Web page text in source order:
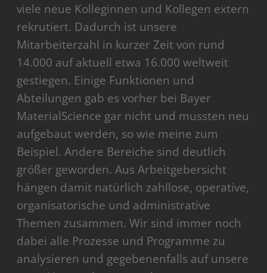
viele neue Kolleginnen und Kollegen extern
rekrutiert. Dadurch ist unsere
Mitarbeiterzahl in kurzer Zeit von rund
14.000 auf aktuell etwa 16.000 weltweit
gestiegen. Einige Funktionen und
Abteilungen gab es vorher bei Bayer
MaterialScience gar nicht und mussten neu
aufgebaut werden, so wie meine zum
Beispiel. Andere Bereiche sind deutlich
größer geworden. Aus Arbeitgebersicht
hängen damit natürlich zahllose, operative,
organisatorische und administrative
Themen zusammen. Wir sind immer noch
dabei alle Prozesse und Programme zu
analysieren und gegebenenfalls auf unsere